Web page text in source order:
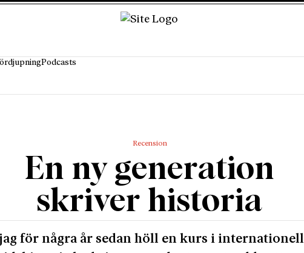
Podcasts
Recension
En ny generation
skriver historia
för några år sedan höll en kurs i internationell